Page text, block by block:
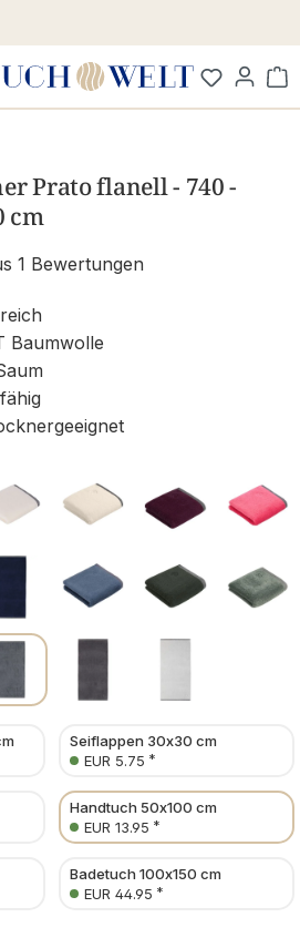
Prato flanell - 740 -
cm
1 Bewertungen
Baumwolle
Seiflappen 30x30 cm
EUR 5.75 *
Handtuch 50x100 cm
EUR 13.95 *
Badetuch 100x150 cm
EUR 44.95 *